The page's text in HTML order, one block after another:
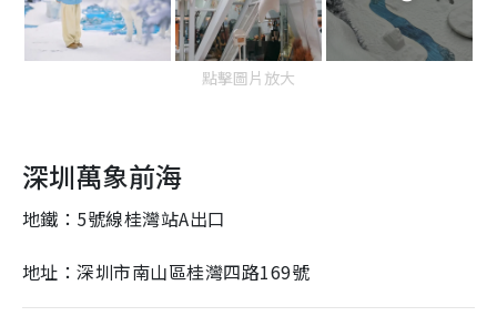
點擊圖片放大
深圳萬象前海
地鐵：5號線桂灣站A出口
地址：深圳市南山區桂灣四路169號